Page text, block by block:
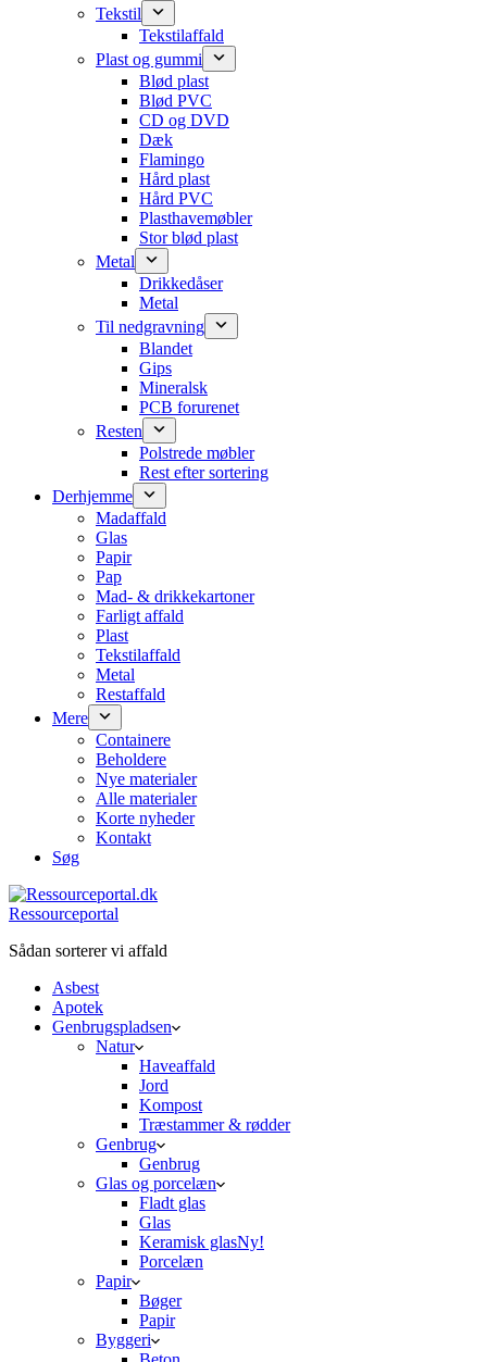
Tekstil
Tekstilaffald
Plast og gummi
Blød plast
Blød PVC
CD og DVD
Dæk
Flamingo
Hård plast
Hård PVC
Plasthavemøbler
Stor blød plast
Metal
Drikkedåser
Metal
Til nedgravning
Blandet
Gips
Mineralsk
PCB forurenet
Resten
Polstrede møbler
Rest efter sortering
Derhjemme
Madaffald
Glas
Papir
Pap
Mad- & drikkekartoner
Farligt affald
Plast
Tekstilaffald
Metal
Restaffald
Mere
Containere
Beholdere
Nye materialer
Alle materialer
Korte nyheder
Kontakt
Søg
Ressourceportal
Sådan sorterer vi affald
Asbest
Apotek
Genbrugspladsen
Natur
Haveaffald
Jord
Kompost
Træstammer & rødder
Genbrug
Genbrug
Glas og porcelæn
Fladt glas
Glas
Keramisk glasNy!
Porcelæn
Papir
Bøger
Papir
Byggeri